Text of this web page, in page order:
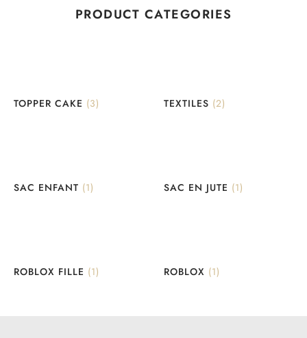
PRODUCT CATEGORIES
TOPPER CAKE (3) TEXTILES (2)
SAC ENFANT (1) SAC EN JUTE (1)
ROBLOX FILLE (1) ROBLOX (1)